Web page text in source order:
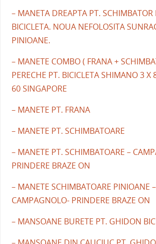
– MANETA DREAPTA PT. SCHIMBATOR
BICICLETA. NOUA NEFOLOSITA
PINIOANE.
– MANETE COMBO ( FRANA +
PERECHE PT. BICICLETA SHIMANO 3 X
60 SINGAPORE
– MANETE PT. FRANA
– MANETE PT. SCHIMBATOARE
– MANETE PT. SCHIMBATOARE –
PRINDERE BRAZE ON
– MANETE SCHIMBATOARE PINIOANE –
CAMPAGNOLO- PRINDERE BRAZE ON
– MANSOANE BURETE PT. GHIDON